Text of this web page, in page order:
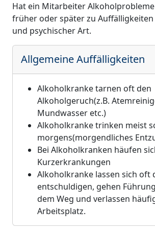
Hat ein Mitarbeiter
früher oder später zu
und psychischer Art.
Allgemeine Auffälligkeiten
Alkoholkranke tarnen oft den
Alkoholgeruch(z.B.
Mundwasser etc.)
Alkoholkranke trinken meist
morgens(morgendliches
Bei Alkoholkranken häufen
Kurzerkrankungen
Alkoholkranke lassen sich oft
entschuldigen, gehen
dem Weg und verlassen
Arbeitsplatz.